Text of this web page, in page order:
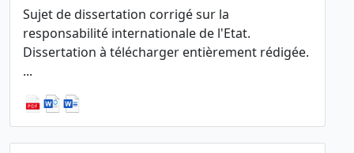
Sujet de dissertation corrigé sur la
responsabilité internationale de l'Etat.
Dissertation à télécharger entièrement rédigée.
...